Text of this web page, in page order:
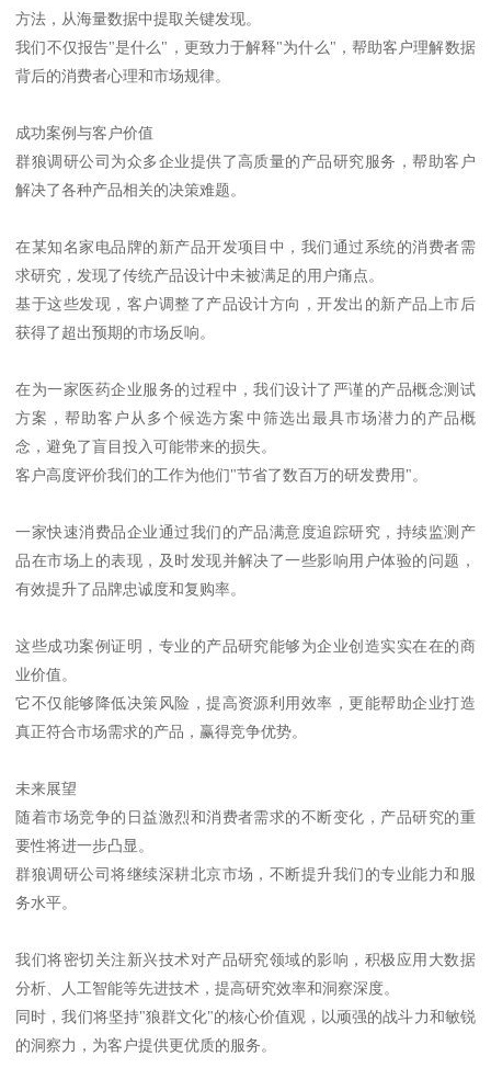
方法，从海量数据中提取关键发现。
我们不仅报告"是什么"，更致力于解释"为什么"，帮助客户理解数据
背后的消费者心理和市场规律。
成功案例与客户价值
群狼调研公司为众多企业提供了高质量的产品研究服务，帮助客户
解决了各种产品相关的决策难题。
在某知名家电品牌的新产品开发项目中，我们通过系统的消费者需
求研究，发现了传统产品设计中未被满足的用户痛点。
基于这些发现，客户调整了产品设计方向，开发出的新产品上市后
获得了超出预期的市场反响。
在为一家医药企业服务的过程中，我们设计了严谨的产品概念测试
方案，帮助客户从多个候选方案中筛选出最具市场潜力的产品概
念，避免了盲目投入可能带来的损失。
客户高度评价我们的工作为他们"节省了数百万的研发费用"。
一家快速消费品企业通过我们的产品满意度追踪研究，持续监测产
品在市场上的表现，及时发现并解决了一些影响用户体验的问题，
有效提升了品牌忠诚度和复购率。
这些成功案例证明，专业的产品研究能够为企业创造实实在在的商
业价值。
它不仅能够降低决策风险，提高资源利用效率，更能帮助企业打造
真正符合市场需求的产品，赢得竞争优势。
未来展望
随着市场竞争的日益激烈和消费者需求的不断变化，产品研究的重
要性将进一步凸显。
群狼调研公司将继续深耕北京市场，不断提升我们的专业能力和服
务水平。
我们将密切关注新兴技术对产品研究领域的影响，积极应用大数据
分析、人工智能等先进技术，提高研究效率和洞察深度。
同时，我们将坚持"狼群文化"的核心价值观，以顽强的战斗力和敏锐
的洞察力，为客户提供更优质的服务。